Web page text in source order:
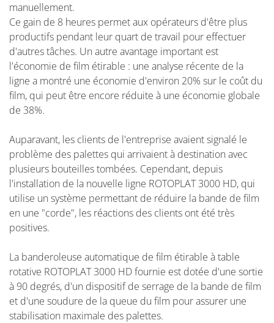
manuellement.
Ce gain de 8 heures permet aux opérateurs d'être plus
productifs pendant leur quart de travail pour effectuer
d'autres tâches. Un autre avantage important est
l'économie de film étirable : une analyse récente de la
ligne a montré une économie d'environ 20% sur le coût du
film, qui peut être encore réduite à une économie globale
de 38%.
Auparavant, les clients de l'entreprise avaient signalé le
problème des palettes qui arrivaient à destination avec
plusieurs bouteilles tombées. Cependant, depuis
l'installation de la nouvelle ligne ROTOPLAT 3000 HD, qui
utilise un système permettant de réduire la bande de film
en une "corde", les réactions des clients ont été très
positives.
La banderoleuse automatique de film étirable à table
rotative ROTOPLAT 3000 HD fournie est dotée d'une sortie
à 90 degrés, d'un dispositif de serrage de la bande de film
et d'une soudure de la queue du film pour assurer une
stabilisation maximale des palettes.